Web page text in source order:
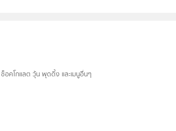
อคโกแลต วุ้น พุดดิ้ง และเมนูอื่นๆ